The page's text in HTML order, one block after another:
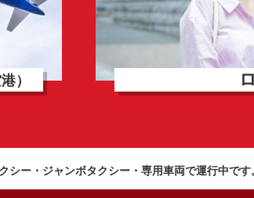
）
シー・ジャンボタクシー・専用車両で運行中です